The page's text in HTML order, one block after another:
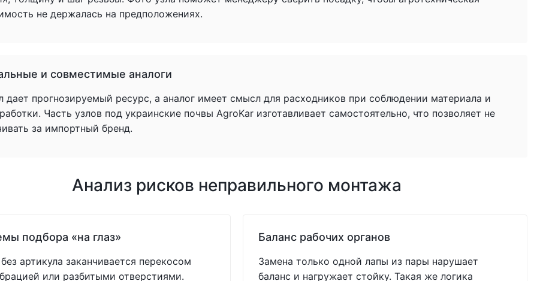
не держалась на предположениях.
и совместимые аналоги
дает прогнозируемый ресурс, а аналог имеет смысл для расходников при соблюдении материала и
Часть узлов под украинские почвы AgroKar изготавливает самостоятельно, что позволяет не
за импортный бренд.
Анализ рисков неправильного монтажа
подбора «на глаз»
артикула заканчивается перекосом
или разбитыми отверстиями.
Баланс рабочих органов
Замена только одной лапы из пары нарушает
баланс и нагружает стойку. Такая же логика